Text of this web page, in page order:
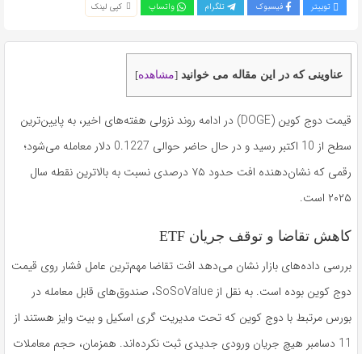
توییتر فیسبوک تلگرام واتساپ کپی لینک
عناوینی که در این مقاله می خوانید [مشاهده]
قیمت دوج کوین (DOGE) در ادامه روند نزولی هفته‌های اخیر، به پایین‌ترین
سطح از 10 اکتبر رسید و در حال حاضر حوالی 0.1227 دلار معامله می‌شود؛
رقمی که نشان‌دهنده افت حدود ۷۵ درصدی نسبت به بالاترین نقطه سال
۲۰۲۵ است.
کاهش تقاضا و توقف جریان ETF
بررسی داده‌های بازار نشان می‌دهد افت تقاضا مهم‌ترین عامل فشار روی قیمت
دوج کوین بوده است. به نقل از SoSoValue، صندوق‌های قابل معامله در
بورس مرتبط با دوج کوین که تحت مدیریت گری اسکیل و بیت وایز هستند از
11 دسامبر هیچ جریان ورودی جدیدی ثبت نکرده‌اند. همزمان، حجم معاملات